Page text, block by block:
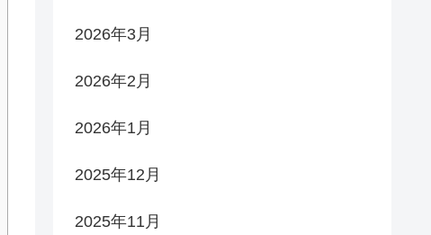
2026年3月
2026年2月
2026年1月
2025年12月
2025年11月